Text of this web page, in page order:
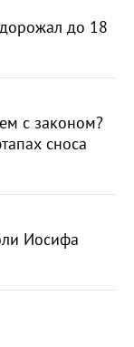
до 18
с законом?
сноса
Иосифа